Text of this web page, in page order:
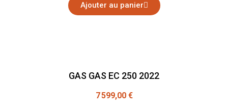
Ajouter au panier
GAS GAS EC 250 2022
7 599,00 €